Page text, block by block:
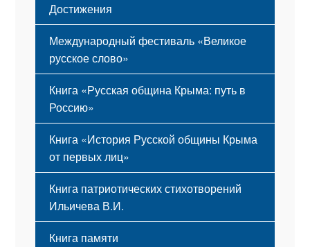
Достижения
Международный фестиваль «Великое
русское слово»
Книга «Русская община Крыма: путь в
Россию»
Книга «История Русской общины Крыма
от первых лиц»
Книга патриотических стихотворений
Ильичева В.И.
Книга памяти